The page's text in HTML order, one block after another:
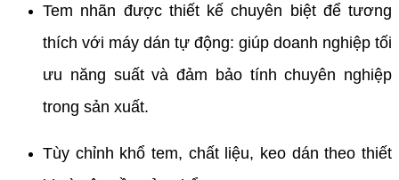
Tem nhãn được thiết kế chuyên biệt để tương
thích với máy dán tự động: giúp doanh nghiệp tối
ưu năng suất và đảm bảo tính chuyên nghiệp
trong sản xuất.
Tùy chỉnh khổ tem, chất liệu, keo dán theo thiết